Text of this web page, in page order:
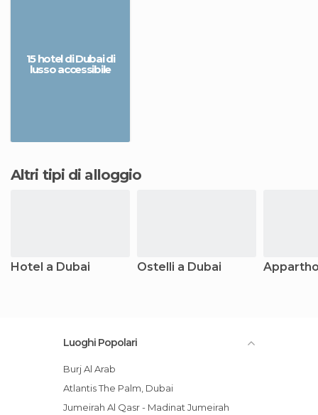
15 hotel di Dubai di
lusso accessibile
Altri tipi di alloggio
Hotel a Dubai Ostelli a Dubai
Luoghi Popolari
Burj Al Arab
Atlantis The Palm, Dubai
Jumeirah Al Qasr - Madinat Jumeirah